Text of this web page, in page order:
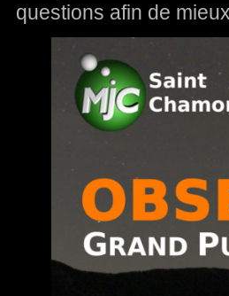
questions afin de